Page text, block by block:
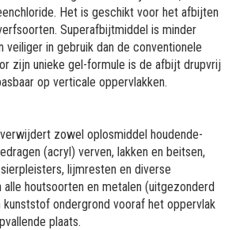
Het is geschikt voor het afbijten
Superafbijtmiddel is minder
veiliger in gebruik dan de conventionele
zijn unieke gel-formule is de afbijt drupvrij
op verticale oppervlakken.
zowel oplosmiddel houdende-
(acryl) verven, lakken en beitsen,
lijmresten en diverse
alle houtsoorten en metalen (uitgezonderd
kunststof ondergrond vooraf het oppervlak
plaats.